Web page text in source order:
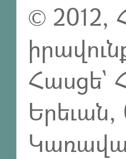
© 2012,
Հասցե`